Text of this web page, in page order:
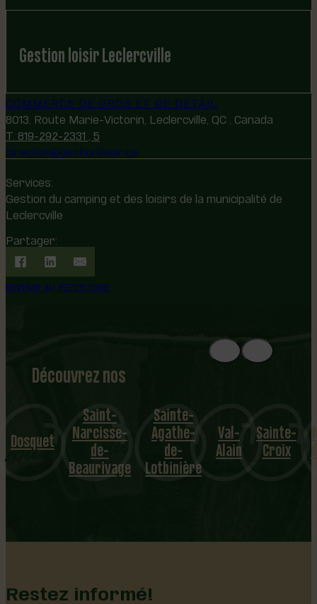
Gestion loisir Leclercville
COMMERCE DE GROS ET DE DÉTAIL
8013, Route Marie-Victorin, Leclercville, QC , Canada
T. 819-292-2331 , 5
direction@gestionloisir.ca
Services:
Gestion du camping et des loisirs de la municipalité de
Leclercville
Partager:
REVENIR AU RÉPERTOIRE
Découvrez nos
1
8
mu
nicipalités
Dosquet
Saint-
Narcisse-
de-
Beaurivage
Sainte-
Agathe-
de-
Lotbinière
Val-
Alain
Sainte-
Croix
Restez informé!